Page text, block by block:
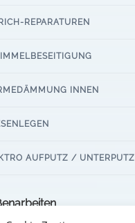
REPARATUREN
INNEN
AUFPUTZ / UNTERPUTZ